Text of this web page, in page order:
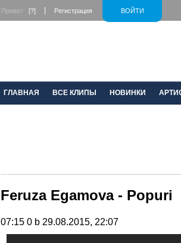
ВОЙТИ
Привет [?] Регистрация
ГЛАВНАЯ ВСЕ КЛИПЫ НОВИНКИ
Feruza Egamova - Popuri
07:15 0 b 29.08.2015, 22:07